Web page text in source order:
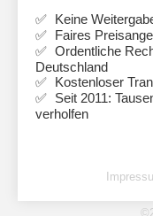
Keine
Faires
Ordentliche
Deutschland
Kostenloser
Seit 2011:
verholfen